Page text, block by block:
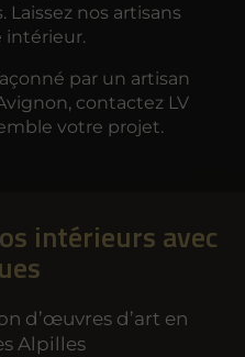
nos artisans
intérieur.
par un artisan
contactez LV
votre projet.
intérieurs avec
d’œuvres d’art en
Alpilles